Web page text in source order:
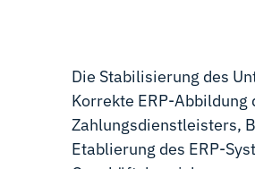
Die Stabilisierung des
Korrekte ERP-
Zahlungsdienstleisters,
Etablierung des ERP-